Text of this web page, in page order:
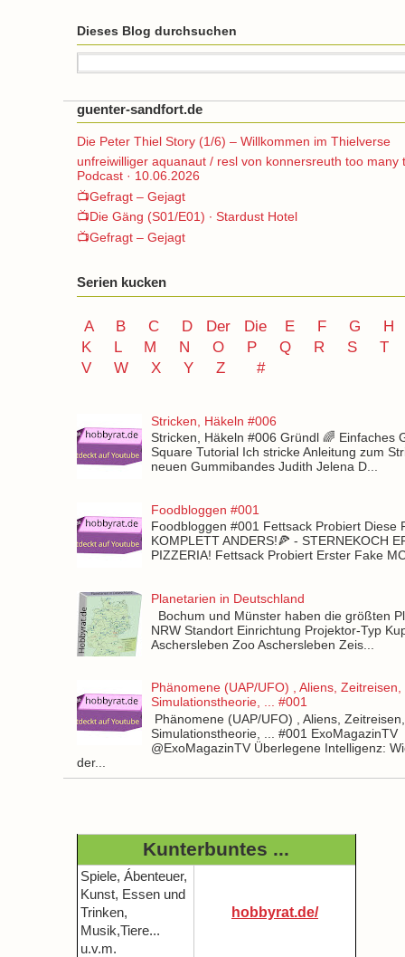
Dieses Blog durchsuchen
guenter-sandfort.de
Die Peter Thiel Story (1/6) – Willkommen im Thielverse
unfreiwilliger aquanaut / resl von konnersreuth too many
Podcast · 10.06.2026
📺Gefragt – Gejagt
📺Die Gäng (S01/E01) ∙ Stardust Hotel
📺Gefragt – Gejagt
Serien kucken
A B C D Der Die E F G
H
K
L M N O P Q R S
T
V
W X Y Z #
Stricken, Häkeln #006
Stricken, Häkeln #006 Gründl 🌈 Einfaches
Square Tutorial Ich stricke Anleitung zum
neuen Gummibandes Judith Jelena D...
Foodbloggen #001
Foodbloggen #001 Fettsack Probiert Diese
KOMPLETT ANDERS!🍕 - STERNEKOCH
PIZZERIA! Fettsack Probiert Erster Fake
Planetarien in Deutschland
Bochum und Münster haben die größten
NRW Standort Einrichtung Projektor-Typ
Aschersleben Zoo Aschersleben Zeis...
Phänomene (UAP/UFO) , Aliens, Zeitreisen,
Simulationstheorie, ... #001
Phänomene (UAP/UFO) , Aliens, Zeitreisen,
Simulationstheorie, ... #001 ExoMagazinTV
@ExoMagazinTV Überlegene Intelligenz:
der...
Kunterbuntes ...
Spiele, Ábenteuer,
Kunst, Essen und
Trinken,
Musik,Tiere...
u.v.m.
hobbyrat.de/